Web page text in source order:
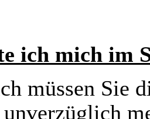
ich mich im
müssen Sie